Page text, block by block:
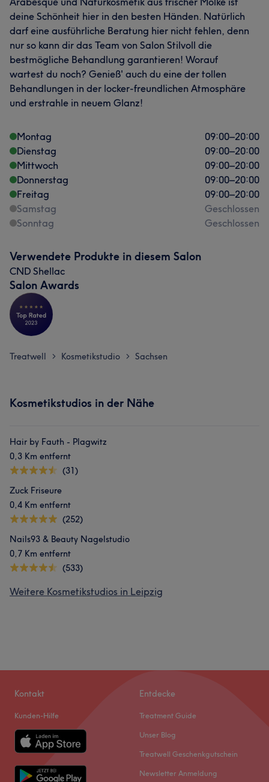
deine Schönheit hier in den besten Händen. Natürlich
darf eine ausführliche Beratung hier nicht fehlen, denn
nur so kann dir das Team von Salon Stilvoll die
bestmögliche Behandlung garantieren! Worauf
wartest du noch? Genieß' auch du eine der tollen
Behandlungen in der locker-freundlichen Atmosphäre
und erstrahle in neuem Glanz!
Montag 09:00–20:00
Dienstag
09:00–20:00
Mittwoch
09:00–20:00
Donnerstag
09:00–20:00
Freitag
09:00–20:00
Samstag
Geschlossen
Sonntag
Geschlossen
Verwendete Produkte in diesem Salon
CND Shellac
Salon Awards
Treatwell > Kosmetikstudio > Sachsen
Kosmetikstudios in der Nähe
Hair by Fauth - Plagwitz
0,3 Km entfernt
(31)
Zuck Friseure
0,4 Km entfernt
(252)
Nails93 & Beauty Nagelstudio
0,7 Km entfernt
(533)
Weitere Kosmetikstudios in Leipzig
Kontakt
Kunden-Hilfe
Entdecke
Treatment Guide
Unser Blog
Treatwell Geschenkgutschein
Newsletter Anmeldung